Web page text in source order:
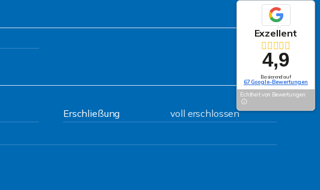
Erschließung
voll erschlossen
Exzellent
4,9
Basierend auf
67 Google-Bewertungen
Echtheit von Bewertungen